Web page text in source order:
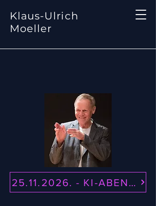
Klaus-Ulrich
Moeller
25.11.2026. - KI-ABEND -